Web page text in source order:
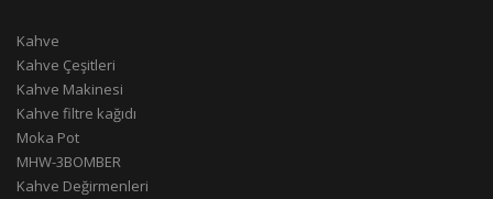
Kahve
Kahve Çeşitleri
Kahve Makinesi
Kahve filtre kağıdı
Moka Pot
MHW-3BOMBER
Kahve Değirmenleri